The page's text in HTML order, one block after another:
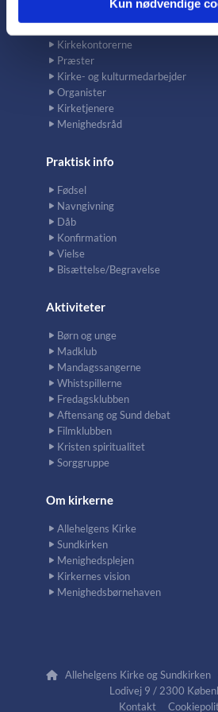
Kun nødvendige
Kirkekontorerne
Præster
Kirke- og kulturmedarbejder
Organister
Kirketjenere
Menighedsråd
Praktisk info
Fødsel
Navngivning
Dåb
Konfirmation
Vielse
Bisættelse/Begravelse
Aktiviteter
Børn og unge
Madklub
Mandagssangerne
Whistspillerne
Fredagsklubben
Aftensang og Sund debat
Filmklubben
Kristen spiritualitet
Sorggruppe
Om kirkerne
Allehelgens Kirke
Sundkirken
Menighedsplejen
Kirkernes vision
Menighedsbørnehaven
Allehelgens Kirke og Sundkirken
Lodivej 9 / 2300
Kontakt